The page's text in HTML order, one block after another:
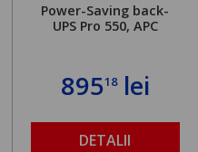
Power-Saving back-
UPS Pro 550, APC
89518lei
DETALII